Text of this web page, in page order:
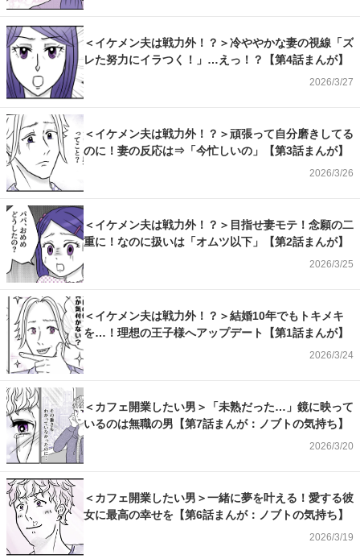
＜イケメン夫は戦力外！？＞冷ややかな妻の視線「ズ
レた努力にイラつく！」…えっ！？【第4話まんが】
2026/3/27
＜イケメン夫は戦力外！？＞頑張って自分磨きしてる
のに！妻の反応は⇒「今忙しいの」【第3話まんが】
2026/3/26
＜イケメン夫は戦力外！？＞目指せ妻モテ！念願の二
重に！なのに扱いは「オムツ以下」【第2話まんが】
2026/3/25
＜イケメン夫は戦力外！？＞結婚10年でもトキメキ
を…！理想の王子様へアップデート【第1話まんが】
2026/3/24
＜カフェ開業したい男＞「未熟だった…」鏡に映って
いるのは無職の男【第7話まんが：ノブトの気持ち】
2026/3/20
＜カフェ開業したい男＞一緒に夢を叶える！愛する彼
女に最高の幸せを【第6話まんが：ノブトの気持ち】
2026/3/19